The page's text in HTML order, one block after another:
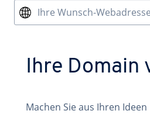
Ihre Wunsch-Webadresse
Ihre Domain
Machen Sie aus Ihren